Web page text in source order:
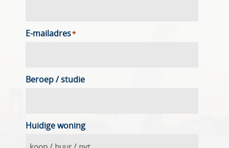
E-mailadres*
Beroep / studie
Huidige woning